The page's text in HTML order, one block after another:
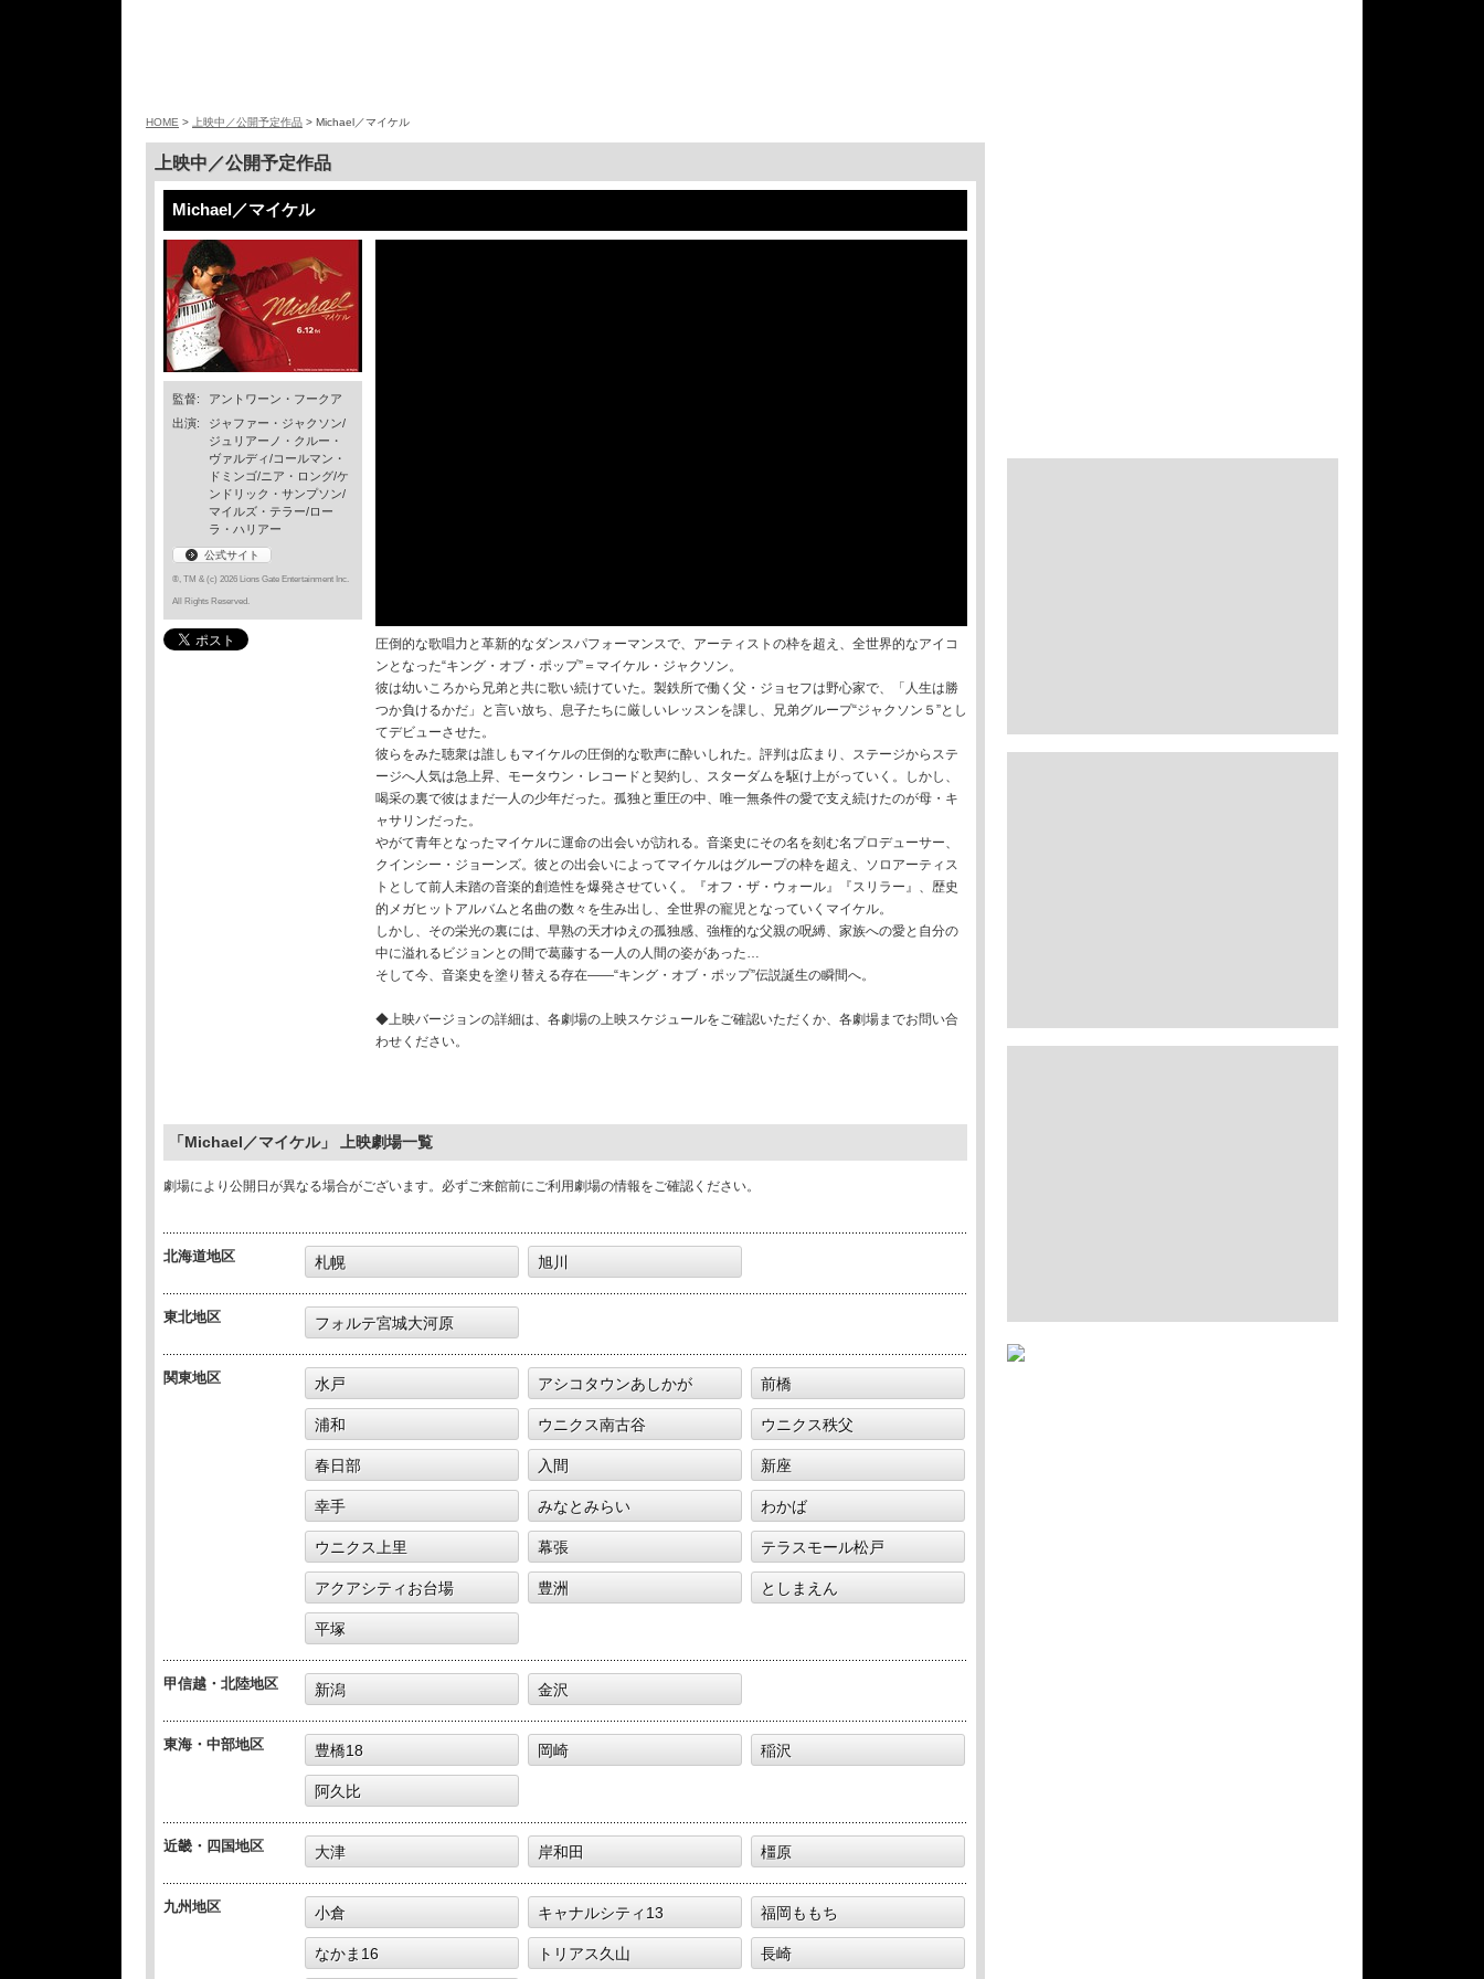
HOME > 上映中／公開予定作品 > Michael／マイケル
上映中／公開予定作品
Michael／マイケル
監督:
アントワーン・フークア
出演:
ジャファー・ジャクソン/
ジュリアーノ・クルー・
ヴァルディ/コールマン・
ドミンゴ/ニア・ロング/ケ
ンドリック・サンプソン/
マイルズ・テラー/ロー
ラ・ハリアー
公式サイト
®, TM & (c) 2026 Lions Gate Entertainment Inc.
All Rights Reserved.
圧倒的な歌唱力と革新的なダンスパフォーマンスで、アーティストの枠を超え、全世界的なアイコ
ンとなった“キング・オブ・ポップ”＝マイケル・ジャクソン。
彼は幼いころから兄弟と共に歌い続けていた。製鉄所で働く父・ジョセフは野心家で、「人生は勝
つか負けるかだ」と言い放ち、息子たちに厳しいレッスンを課し、兄弟グループ“ジャクソン５”とし
てデビューさせた。
彼らをみた聴衆は誰しもマイケルの圧倒的な歌声に酔いしれた。評判は広まり、ステージからステ
ージへ人気は急上昇、モータウン・レコードと契約し、スターダムを駆け上がっていく。しかし、
喝采の裏で彼はまだ一人の少年だった。孤独と重圧の中、唯一無条件の愛で支え続けたのが母・キ
ャサリンだった。
やがて青年となったマイケルに運命の出会いが訪れる。音楽史にその名を刻む名プロデューサー、
クインシー・ジョーンズ。彼との出会いによってマイケルはグループの枠を超え、ソロアーティス
トとして前人未踏の音楽的創造性を爆発させていく。『オフ・ザ・ウォール』『スリラー』、歴史
的メガヒットアルバムと名曲の数々を生み出し、全世界の寵児となっていくマイケル。
しかし、その栄光の裏には、早熟の天才ゆえの孤独感、強権的な父親の呪縛、家族への愛と自分の
中に溢れるビジョンとの間で葛藤する一人の人間の姿があった…
そして今、音楽史を塗り替える存在——“キング・オブ・ポップ”伝説誕生の瞬間へ。
◆上映バージョンの詳細は、各劇場の上映スケジュールをご確認いただくか、各劇場までお問い合
わせください。
「Michael／マイケル」 上映劇場一覧
劇場により公開日が異なる場合がございます。必ずご来館前にご利用劇場の情報をご確認ください。
北海道地区 札幌 旭川
東北地区 フォルテ宮城大河原
関東地区 水戸 アシコタウンあしかが 前橋
浦和 ウニクス南古谷 ウニクス秩父
春日部 入間 新座
幸手 みなとみらい わかば
ウニクス上里 幕張 テラスモール松戸
アクアシティお台場 豊洲 としまえん
平塚
甲信越・北陸地区 新潟 金沢
東海・中部地区 豊橋18 岡崎 稲沢
阿久比
近畿・四国地区 大津 岸和田 橿原
九州地区 小倉 キャナルシティ13 福岡ももち
なかま16 トリアス久山 長崎